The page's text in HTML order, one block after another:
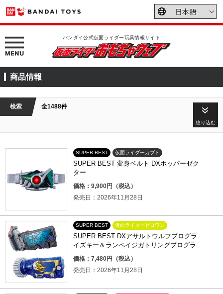
バンダイ公式仮面ライダー玩具情報サイト
商品情報
検索 全1488件
絞り込む
SUPER BEST 仮面ライダーカブト
SUPER BEST 変身ベルト DXホッパーゼク
ター
価格：9,900円（税込）
発売日：2026年11月28日
SUPER BEST 仮面ライダーゼロワン
SUPER BEST DXアサルトウルフプログラ
イズキー＆ランペイジガトリングプログライ
ズキー
価格：7,480円（税込）
発売日：2026年11月28日